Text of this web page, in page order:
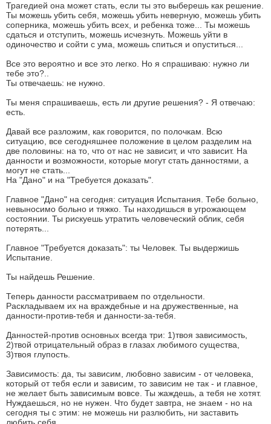
Трагедией она может стать, если ты это выберешь как решение.
Ты можешь убить себя, можешь убить неверную, можешь убить
соперника, можешь убить всех, и ребенка тоже... Ты можешь
сдаться и отступить, можешь исчезнуть. Можешь уйти в
одиночество и сойти с ума, можешь спиться и опуститься...
Все это вероятно и все это легко. Но я спрашиваю: нужно ли
тебе это?..
Ты отвечаешь: не нужно.
Ты меня спрашиваешь, есть ли другие решения? - Я отвечаю:
есть.
Давай все разложим, как говорится, по полочкам. Всю
ситуацию, все сегодняшнее положение в целом разделим на
две половины: на то, что от нас не зависит, и что зависит. На
данности и возможности, которые могут стать данностями, а
могут не стать...
На "Дано" и на "Требуется доказать".
Главное "Дано" на сегодня: ситуация Испытания. Тебе больно,
невыносимо больно и тяжко. Ты находишься в угрожающем
состоянии. Ты рискуешь утратить человеческий облик, себя
потерять...
Главное "Требуется доказать": ты Человек. Ты выдержишь
Испытание.
Ты найдешь Решение.
Теперь данности рассматриваем по отдельности.
Раскладываем их на враждебные и на дружественные, на
данности-против-тебя и данности-за-тебя.
Данностей-против основных всегда три: 1)твоя зависимость,
2)твой отрицательный образ в глазах любимого существа,
3)твоя глупость.
Зависимость: да, ты зависим, любовно зависим - от человека,
который от тебя если и зависим, то зависим не так - и главное,
не желает быть зависимым вовсе. Ты жаждешь, а тебя не хотят.
Нуждаешься, но не нужен. Что будет завтра, не знаем - но на
сегодня ты с этим: не можешь ни разлюбить, ни заставить